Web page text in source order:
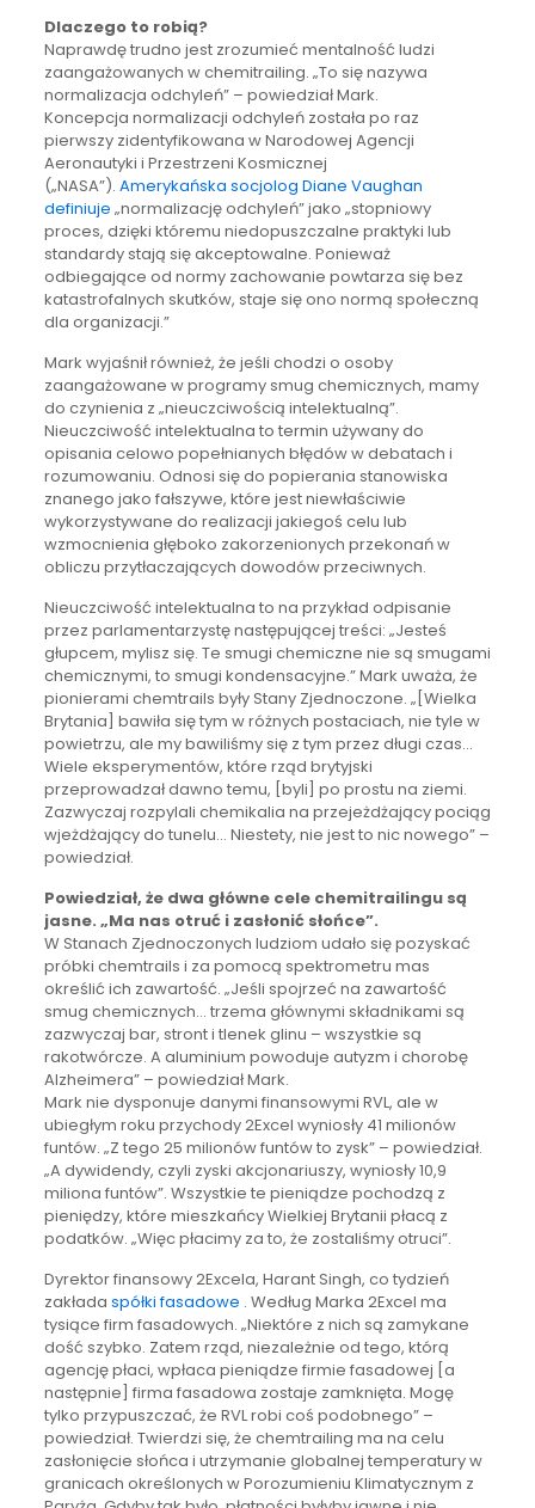
Dlaczego to robią?
Naprawdę trudno jest zrozumieć mentalność ludzi
zaangażowanych w chemitrailing. „To się nazywa
normalizacja odchyleń” – powiedział Mark.
Koncepcja normalizacji odchyleń została po raz
pierwszy zidentyfikowana w Narodowej Agencji
Aeronautyki i Przestrzeni Kosmicznej
(„NASA”). Amerykańska socjolog Diane Vaughan
definiuje „normalizację odchyleń” jako „stopniowy
proces, dzięki któremu niedopuszczalne praktyki lub
standardy stają się akceptowalne. Ponieważ
odbiegające od normy zachowanie powtarza się bez
katastrofalnych skutków, staje się ono normą społeczną
dla organizacji.”
Mark wyjaśnił również, że jeśli chodzi o osoby
zaangażowane w programy smug chemicznych, mamy
do czynienia z „nieuczciwością intelektualną”.
Nieuczciwość intelektualna to termin używany do
opisania celowo popełnianych błędów w debatach i
rozumowaniu. Odnosi się do popierania stanowiska
znanego jako fałszywe, które jest niewłaściwie
wykorzystywane do realizacji jakiegoś celu lub
wzmocnienia głęboko zakorzenionych przekonań w
obliczu przytłaczających dowodów przeciwnych.
Nieuczciwość intelektualna to na przykład odpisanie
przez parlamentarzystę następującej treści: „Jesteś
głupcem, mylisz się. Te smugi chemiczne nie są smugami
chemicznymi, to smugi kondensacyjne.” Mark uważa, że
pionierami chemtrails były Stany Zjednoczone. „[Wielka
Brytania] bawiła się tym w różnych postaciach, nie tyle w
powietrzu, ale my bawiliśmy się z tym przez długi czas…
Wiele eksperymentów, które rząd brytyjski
przeprowadzał dawno temu, [byli] po prostu na ziemi.
Zazwyczaj rozpylali chemikalia na przejeżdżający pociąg
wjeżdżający do tunelu… Niestety, nie jest to nic nowego” –
powiedział.
Powiedział, że dwa główne cele chemitrailingu są
jasne. „Ma nas otruć i zasłonić słońce”.
W Stanach Zjednoczonych ludziom udało się pozyskać
próbki chemtrails i za pomocą spektrometru mas
określić ich zawartość. „Jeśli spojrzeć na zawartość
smug chemicznych… trzema głównymi składnikami są
zazwyczaj bar, stront i tlenek glinu – wszystkie są
rakotwórcze. A aluminium powoduje autyzm i chorobę
Alzheimera” – powiedział Mark.
Mark nie dysponuje danymi finansowymi RVL, ale w
ubiegłym roku przychody 2Excel wyniosły 41 milionów
funtów. „Z tego 25 milionów funtów to zysk” – powiedział.
„A dywidendy, czyli zyski akcjonariuszy, wyniosły 10,9
miliona funtów”. Wszystkie te pieniądze pochodzą z
pieniędzy, które mieszkańcy Wielkiej Brytanii płacą z
podatków. „Więc płacimy za to, że zostaliśmy otruci”.
Dyrektor finansowy 2Excela, Harant Singh, co tydzień
zakłada spółki fasadowe . Według Marka 2Excel ma
tysiące firm fasadowych. „Niektóre z nich są zamykane
dość szybko. Zatem rząd, niezależnie od tego, którą
agencję płaci, wpłaca pieniądze firmie fasadowej [a
następnie] firma fasadowa zostaje zamknięta. Mogę
tylko przypuszczać, że RVL robi coś podobnego” –
powiedział. Twierdzi się, że chemtrailing ma na celu
zasłonięcie słońca i utrzymanie globalnej temperatury w
granicach określonych w Porozumieniu Klimatycznym z